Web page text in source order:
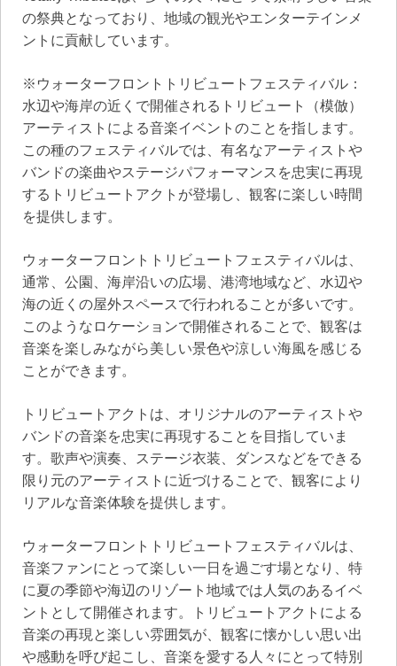
の祭典となっており、地域の観光やエンターテインメ
ントに貢献しています。
※ウォーターフロントトリビュートフェスティバル：
水辺や海岸の近くで開催されるトリビュート（模倣）
アーティストによる音楽イベントのことを指します。
この種のフェスティバルでは、有名なアーティストや
バンドの楽曲やステージパフォーマンスを忠実に再現
するトリビュートアクトが登場し、観客に楽しい時間
を提供します。
ウォーターフロントトリビュートフェスティバルは、
通常、公園、海岸沿いの広場、港湾地域など、水辺や
海の近くの屋外スペースで行われることが多いです。
このようなロケーションで開催されることで、観客は
音楽を楽しみながら美しい景色や涼しい海風を感じる
ことができます。
トリビュートアクトは、オリジナルのアーティストや
バンドの音楽を忠実に再現することを目指していま
す。歌声や演奏、ステージ衣装、ダンスなどをできる
限り元のアーティストに近づけることで、観客により
リアルな音楽体験を提供します。
ウォーターフロントトリビュートフェスティバルは、
音楽ファンにとって楽しい一日を過ごす場となり、特
に夏の季節や海辺のリゾート地域では人気のあるイベ
ントとして開催されます。トリビュートアクトによる
音楽の再現と楽しい雰囲気が、観客に懐かしい思い出
や感動を呼び起こし、音楽を愛する人々にとって特別